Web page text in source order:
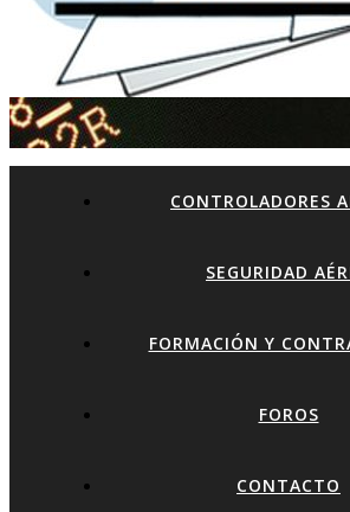
CONTROLADORES
SEGURIDAD
FORMACIÓN Y
FOROS
CONTACTO